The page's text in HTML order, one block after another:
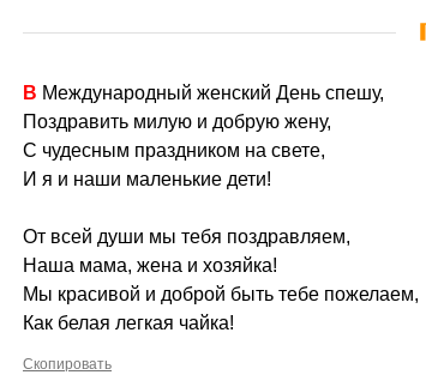
В Международный женский День спешу,
Поздравить милую и добрую жену,
С чудесным праздником на свете,
И я и наши маленькие дети!
От всей души мы тебя поздравляем,
Наша мама, жена и хозяйка!
Мы красивой и доброй быть тебе пожелаем,
Как белая легкая чайка!
Скопировать